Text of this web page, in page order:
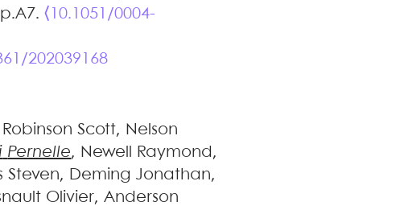
⟨10.1051/0004-
202039168
Robinson Scott, Nelson
Pernelle, Newell Raymond ,
Steven, Deming Jonathan,
Olivier,Anderson